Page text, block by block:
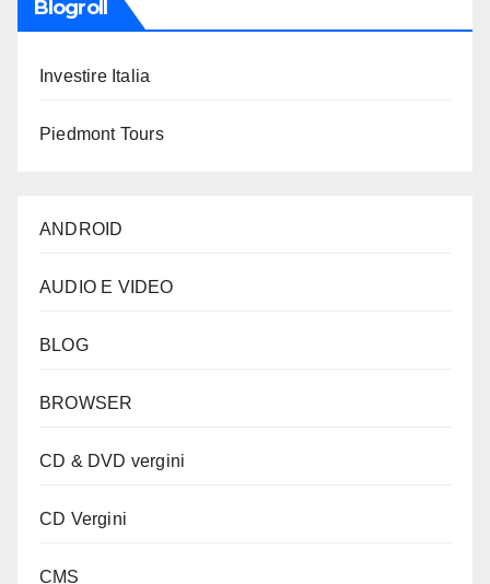
Blogroll
Investire Italia
Piedmont Tours
ANDROID
AUDIO E VIDEO
BLOG
BROWSER
CD & DVD vergini
CD Vergini
CMS